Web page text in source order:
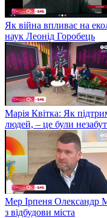
Як війна впливає на
наук Леонід Горобець
Марія Квітка: Як
людей, – це були
Мер Ірпеня Олександр
з відбудови міста